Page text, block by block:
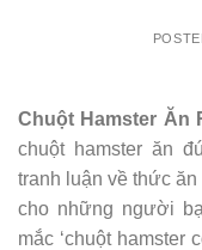
Chuột Hamster Ăn
chuột hamster ăn
tranh luận về thức
cho những người
mắc ‘chuột hamster